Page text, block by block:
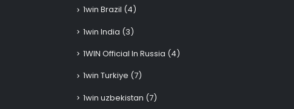
1win Brazil (4)
1win India (3)
1WIN Official In Russia (4)
1win Turkiye (7)
1win uzbekistan (7)